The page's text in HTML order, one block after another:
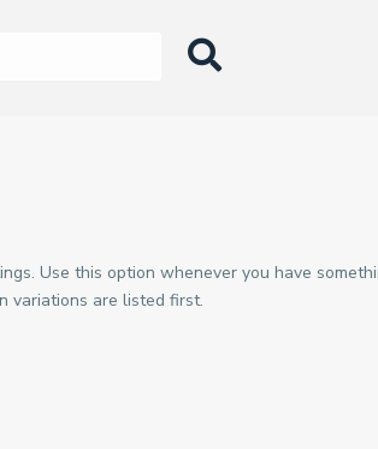
Use this option whenever you have
variations are listed first.